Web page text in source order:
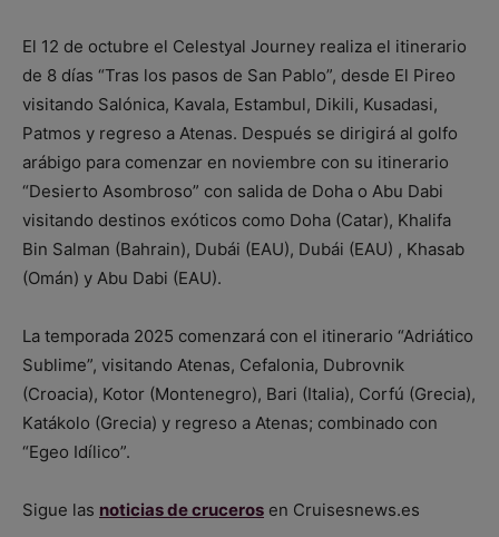
El 12 de octubre el Celestyal Journey realiza el itinerario
de 8 días “Tras los pasos de San Pablo”, desde El Pireo
visitando Salónica, Kavala, Estambul, Dikili, Kusadasi,
Patmos y regreso a Atenas. Después se dirigirá al golfo
arábigo para comenzar en noviembre con su itinerario
“Desierto Asombroso” con salida de Doha o Abu Dabi
visitando destinos exóticos como Doha (Catar), Khalifa
Bin Salman (Bahrain), Dubái (EAU), Dubái (EAU) , Khasab
(Omán) y Abu Dabi (EAU).
La temporada 2025 comenzará con el itinerario “Adriático
Sublime”, visitando Atenas, Cefalonia, Dubrovnik
(Croacia), Kotor (Montenegro), Bari (Italia), Corfú (Grecia),
Katákolo (Grecia) y regreso a Atenas; combinado con
“Egeo Idílico”.
Sigue las noticias de cruceros en Cruisesnews.es